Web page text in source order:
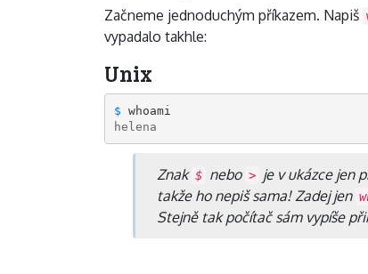
Začneme jednoduchým příkazem. Napiš
vypadalo takhle:
Unix
$
helena
Znak $ nebo > je v ukázce jen
takže ho nepiš sama! Zadej jen
Stejně tak počítač sám vypíše